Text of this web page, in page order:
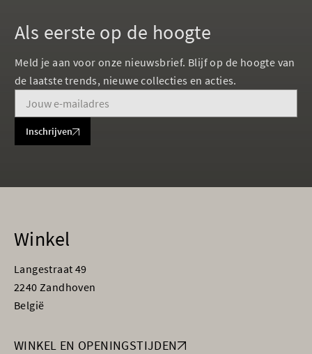
Als eerste op de hoogte
Meld je aan voor onze nieuwsbrief. Blijf op de hoogte van
de laatste trends, nieuwe collecties en acties.
Inschrijven
Winkel
Langestraat 49
2240 Zandhoven
België
WINKEL EN OPENINGSTIJDEN